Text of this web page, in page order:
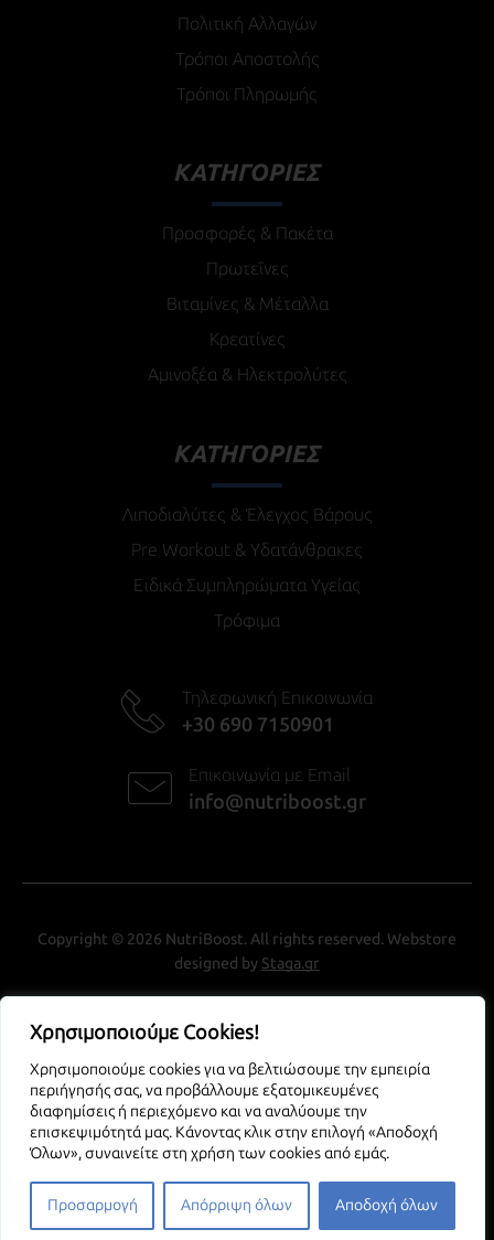
Χρησιμοποιούμε Cookies!
Χρησιμοποιούμε cookies για να βελτιώσουμε την εμπειρία
περιήγησής σας, να προβάλλουμε εξατομικευμένες
διαφημίσεις ή περιεχόμενο και να αναλύουμε την
επισκεψιμότητά μας. Κάνοντας κλικ στην επιλογή «Αποδοχή
Όλων», συναινείτε στη χρήση των cookies από εμάς.
Προσαρμογή Απόρριψη όλων Αποδοχή όλων
Πολιτική Αλλαγών
Τρόποι Αποστολής
Τρόποι Πληρωμής
ΚΑΤΗΓΟΡΙΕΣ
Προσφορές & Πακέτα
Πρωτεΐνες
Βιταμίνες & Μέταλλα
Κρεατίνες
Αμινοξέα & Ηλεκτρολύτες
ΚΑΤΗΓΟΡΙΕΣ
Λιποδιαλύτες & Έλεγχος Βάρους
Pre Workout & Υδατάνθρακες
Ειδικά Συμπληρώματα Υγείας
Τρόφιμα
Τηλεφωνική Επικοινωνία
+30 690 7150901
Επικοινωνία με Email
info@nutriboost.gr
Copyright © 2026 NutriBoost. All rights reserved. Webstore
designed by Staga.gr